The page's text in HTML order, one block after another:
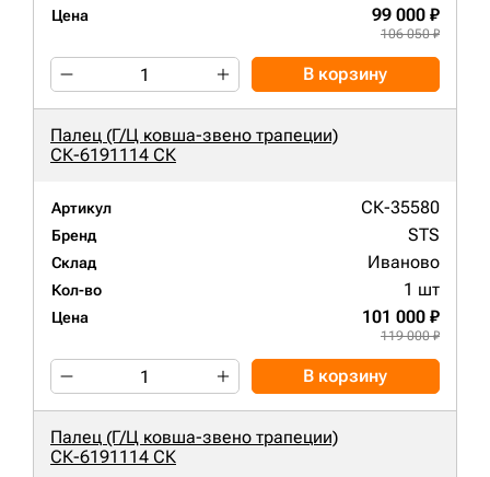
Цена 99 000 ₽
106 050 ₽
В корзину
Палец (Г/Ц ковша-звено трапеции)
СК-6191114 СК
Артикул СК-35580
Бренд STS
Склад Иваново
Кол-во 1 шт
Цена 101 000 ₽
119 000 ₽
В корзину
Палец (Г/Ц ковша-звено трапеции)
СК-6191114 СК